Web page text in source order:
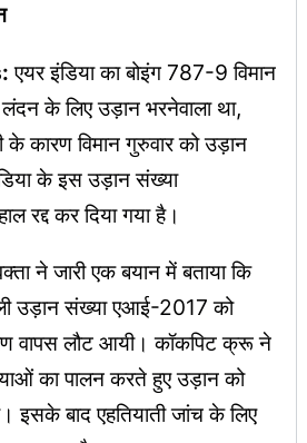
एयर इंडिया का बोइंग 787-9 विमान
लंदन के लिए उड़ान भरनेवाला था,
कारण विमान गुरुवार को उड़ान
के इस उड़ान संख्या
रद्द कर दिया गया है।
ने जारी एक बयान में बताया कि
उड़ान संख्या एआई-2017 को
वापस लौट आयी। कॉकपिट क्रू ने
का पालन करते हुए उड़ान को
इसके बाद एहतियाती जांच के लिए